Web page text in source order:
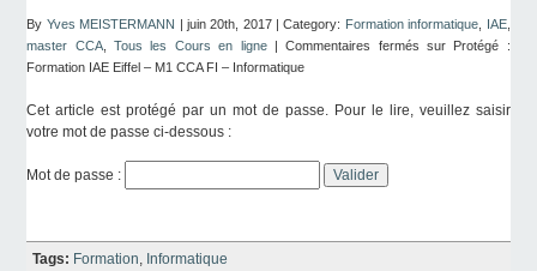
By Yves MEISTERMANN | juin 20th, 2017 | Category: Formation informatique IAE,
master CCA,Tous les Cours en ligne|Commentaires fermés sur Protégé :
Formation IAE Eiffel – M1 CCA FI – Informatique
Cet article est protégé par un mot de passe. Pour le lire, veuillez saisir
votre mot de passe ci-dessous :
Mot de passe :
Tags: Formation, Informatique